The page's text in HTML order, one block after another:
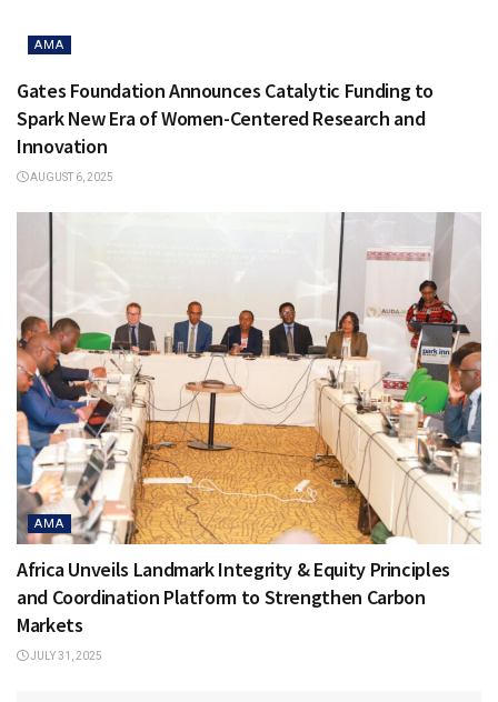
AMA
Gates Foundation Announces Catalytic Funding to
Spark New Era of Women-Centered Research and
Innovation
AUGUST 6, 2025
AMA
Africa Unveils Landmark Integrity & Equity Principles
and Coordination Platform to Strengthen Carbon
Markets
JULY 31, 2025